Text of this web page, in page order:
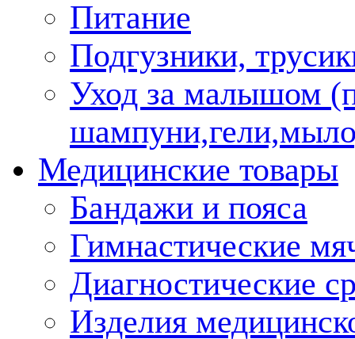
Питание
Подгузники,
Уход за малышом
Медицинские товары
Бандажи и пояса
Гимнастические
Диагностические
Изделия